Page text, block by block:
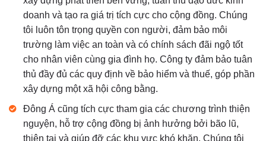
doanh và tạo ra giá trị tích cực cho cộng đồng. Chúng
tôi luôn tôn trọng quyền con người, đảm bảo môi
trường làm việc an toàn và có chính sách đãi ngộ tốt
cho nhân viên cùng gia đình họ. Công ty đảm bảo tuân
thủ đầy đủ các quy định về bảo hiểm và thuế, góp phần
xây dựng một xã hội công bằng.
Đông Á cũng tích cực tham gia các chương trình thiện
nguyện, hỗ trợ cộng đồng bị ảnh hưởng bởi bão lũ,
thiên tai và giúp đỡ các khu vực khó khăn. Chúng tôi